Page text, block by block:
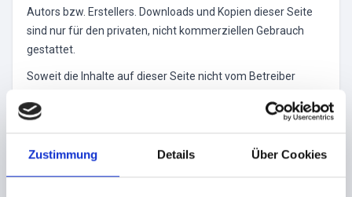
Zustimmung Details Über Cookies
Autors bzw. Erstellers. Downloads und Kopien dieser Seite
sind nur für den privaten, nicht kommerziellen Gebrauch
gestattet.
Soweit die Inhalte auf dieser Seite nicht vom Betreiber
Insbesondere werden Inhalte Dritter als solche
gekennzeichnet. Sollten Sie trotzdem auf eine
Urheberrechtsverletzung aufmerksam werden, bitten wir